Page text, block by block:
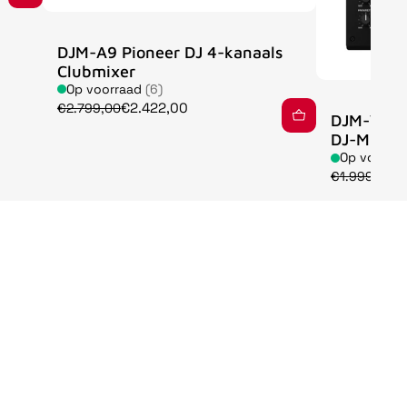
DJM-A9 Pioneer DJ 4-kanaals
Clubmixer
Op voorraad (6)
€2.799,00€2.422,00
DJM-V5
DJ-Mixer
Op
€1.999,00